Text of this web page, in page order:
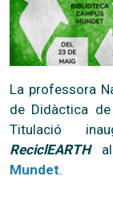
La professora
de Didàctica
Titulació
ReciclEARTH
Mundet.